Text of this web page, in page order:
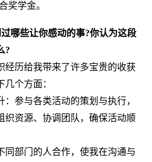
奖学金。
哪些让你感动的事?你认为这段
?
经历给我带来了许多宝贵的收获
个方面：
参与各类活动的策划与执行，
织资源、协调团队，确保活动顺
同部门的人合作，使我在沟通与